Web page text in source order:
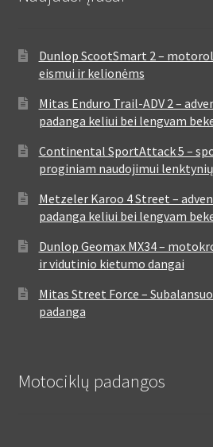
Dunlop ScootSmart 2 –
eismui ir kelionėms
Mitas Enduro Trail-ADV 2 –
padanga keliui bei lengvam
Continental SportAttack 5 –
proginiam naudojimui
Metzeler Karoo 4 Street –
padanga keliui bei lengvam
Dunlop Geomax MX34 –
ir vidutinio kietumo dangai
Mitas Street Force –
padanga
Motociklų padangos